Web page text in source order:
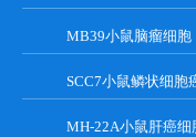
MB39小鼠脑瘤细胞
SCC7小鼠鳞状细胞
MH-22A小鼠肝癌细